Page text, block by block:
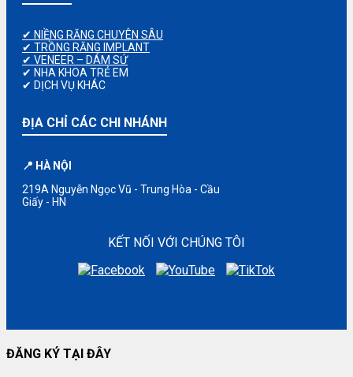
✔ NIỀNG RĂNG CHUYÊN SÂU
✔ TRỒNG RĂNG IMPLANT
✔ VENEER – DÁM SỨ
✔ NHA KHOA TRẺ EM
✔ DỊCH VỤ KHÁC
ĐỊA CHỈ CÁC CHI NHÁNH
📍 HÀ NỘI
219A Nguyễn Ngọc Vũ - Trung Hòa - Cầu
Giấy - HN
KẾT NỐI VỚI CHÚNG TÔI
ĐĂNG KÝ TẠI ĐÂY